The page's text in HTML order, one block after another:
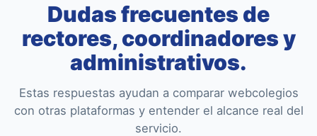
Dudas frecuentes de
rectores, coordinadores y
administrativos.
Estas respuestas ayudan a comparar webcolegios
con otras plataformas y entender el alcance real del
servicio.